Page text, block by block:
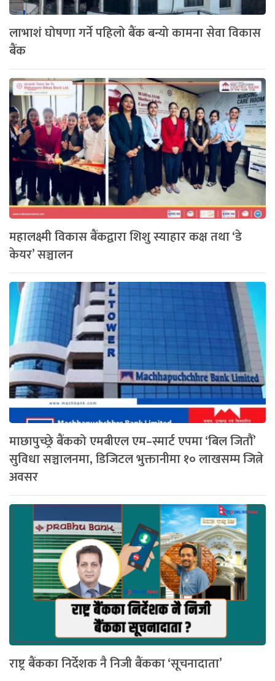
लाभाशं घोषणा गर्ने पहिलो बैंक बन्यो कामना सेवा विकास
बैंक
महालक्ष्मी विकास बैंकद्वारा शिशु स्याहार कक्ष तथा ‘डे
केयर’ सञ्चालन
माछापुच्छ्रे बैंकको एमबीएल एम–स्मार्ट एपमा ‘बिल जितौं’
सुविधा सञ्चालनमा, डिजिटल भुक्तानीमा १० लाखसम्म जित्ने
अवसर
राष्ट्र बैंकका निर्देशक नै निजी बैंकका ‘सूचनादाता’